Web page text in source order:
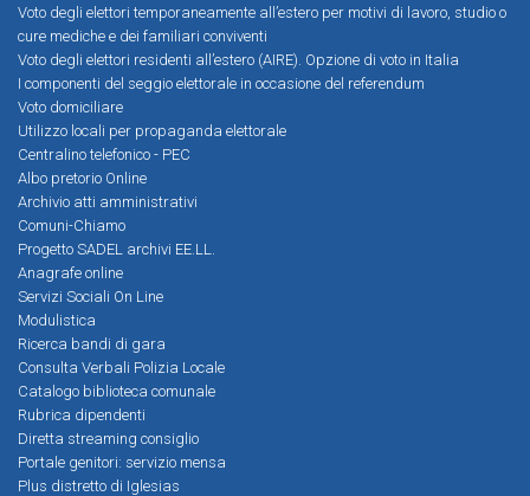
Voto degli elettori temporaneamente all’estero per motivi di lavoro, studio o
cure mediche e dei familiari conviventi
Voto degli elettori residenti all’estero (AIRE). Opzione di voto in Italia
I componenti del seggio elettorale in occasione del referendum
Voto domiciliare
Utilizzo locali per propaganda elettorale
Centralino telefonico - PEC
Albo pretorio Online
Archivio atti amministrativi
Comuni-Chiamo
Progetto SADEL archivi EE.LL.
Anagrafe online
Servizi Sociali On Line
Modulistica
Ricerca bandi di gara
Consulta Verbali Polizia Locale
Catalogo biblioteca comunale
Rubrica dipendenti
Diretta streaming consiglio
Portale genitori: servizio mensa
Plus distretto di Iglesias